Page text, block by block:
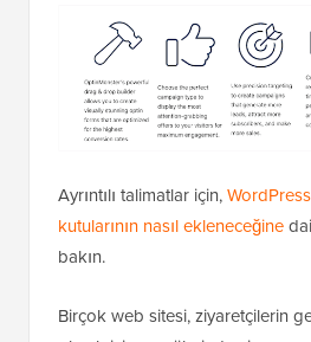
Ayrıntılı talimatlar için,
kutularının nasıl ekleneceğine
bakın.
Birçok web sitesi, ziyaretçilerin